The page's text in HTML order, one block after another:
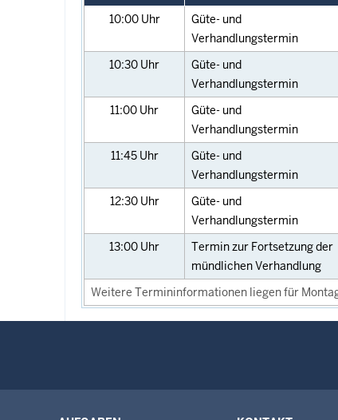
10:00 Uhr
Güte- und
Verhandlungstermin
10:30 Uhr
Güte- und
Verhandlungstermin
11:00 Uhr
Güte- und
Verhandlungstermin
11:45 Uhr
Güte- und
Verhandlungstermin
12:30 Uhr
Güte- und
Verhandlungstermin
13:00 Uhr
Termin zur Fortsetzung der
mündlichen Verhandlung
Weitere Termininformationen liegen für